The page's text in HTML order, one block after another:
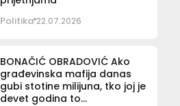
Politika 22.07.2026
BONAČIĆ OBRADOVIĆ Ako
građevinska mafija danas
gubi stotine milijuna, tko joj je
devet godina to